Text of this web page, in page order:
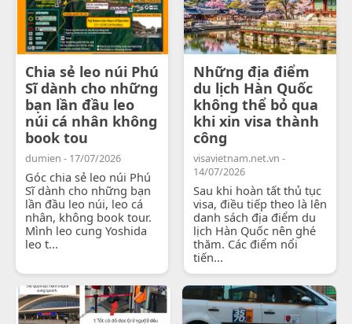
Chia sẻ leo núi Phú
Sĩ dành cho những
bạn lần đầu leo
núi cá nhân không
book tou
dumien - 17/07/2026
Góc chia sẻ leo núi Phú
Sĩ dành cho những bạn
lần đầu leo núi, leo cá
nhân, không book tour.
Mình leo cung Yoshida
leo t...
Những địa điểm
du lịch Hàn Quốc
không thể bỏ qua
khi xin visa thành
công
visavietnam.net.vn -
14/07/2026
Sau khi hoàn tất thủ tục
visa, điều tiếp theo là lên
danh sách địa điểm du
lịch Hàn Quốc nên ghé
thăm. Các điểm nổi
tiến...